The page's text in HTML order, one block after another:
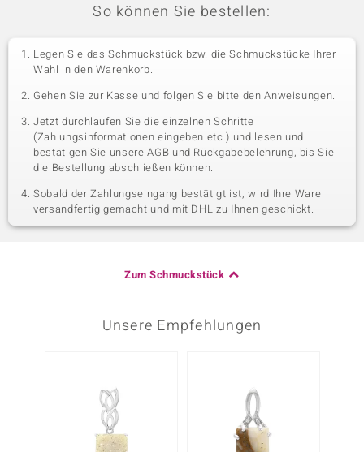
So können Sie bestellen:
Legen Sie das Schmuckstück bzw. die Schmuckstücke Ihrer
Wahl in den Warenkorb.
Gehen Sie zur Kasse und folgen Sie bitte den Anweisungen.
Jetzt durchlaufen Sie die einzelnen Schritte
(Zahlungsinformationen eingeben etc.) und lesen und
bestätigen Sie unsere AGB und Rückgabebelehrung, bis Sie
die Bestellung abschließen können.
Sobald der Zahlungseingang bestätigt ist, wird Ihre Ware
versandfertig gemacht und mit DHL zu Ihnen geschickt.
Zum Schmuckstück
Unsere Empfehlungen